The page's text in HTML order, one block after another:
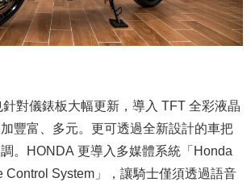
對儀錶板大幅更新，導入 TFT 全彩液晶
豐富、多元。更可透過全新設計的車把
。HONDA 更導入多媒體系統「Honda
Control System」，讓騎士僅須透過語音